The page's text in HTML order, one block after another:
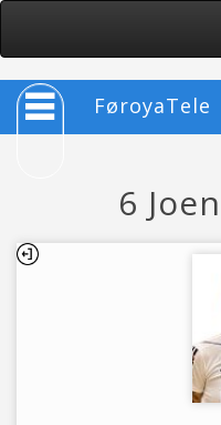
FøroyaTele
6